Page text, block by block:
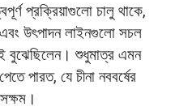
প্রক্রিয়াগুলো চালু থাকে,
উৎপাদন লাইনগুলো সচল
বুঝেছিলেন। শুধুমাত্র এমন
পারত, যে চীনা নববর্ষের